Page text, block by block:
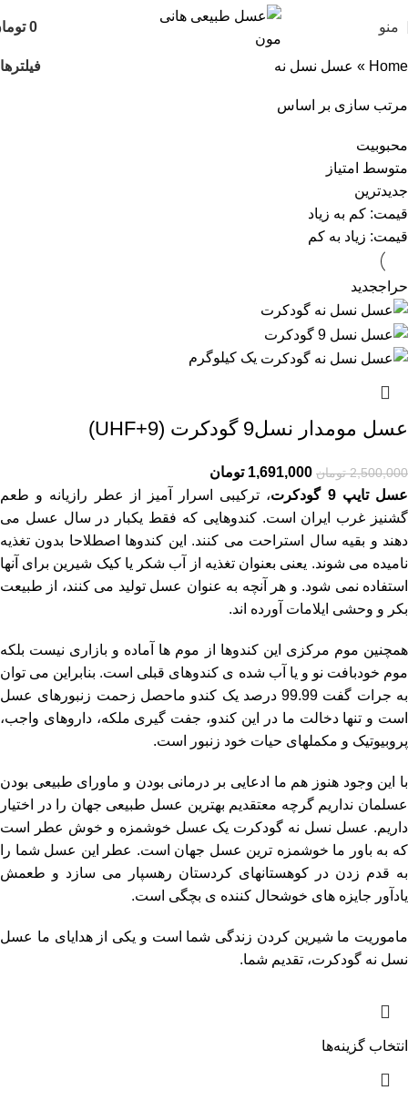
منو 0
Home
» عسل نسل نه فیلترها
مرتب سازی بر اساس
محبوبیت
متوسط امتیاز
جدیدترین
قیمت: کم به زیاد
قیمت: زیاد به کم
حراججدید
یک کیلوگرم
عسل مومدار نسل9 گودکرت (UHF+9)
2,500,000 تومان 1,691,000 تومان
عسل تایپ 9 گودکرت
، ترکیبی اسرار آمیز از عطر رازیانه و طعم
گشنیز غرب ایران است. کندوهایی که فقط یکبار در سال عسل می
دهند و بقیه سال استراحت می کنند. این کندوها اصطلاحا بدون تغذیه
نامیده می شوند. یعنی بعنوان تغذیه از آب شکر یا کیک شیرین برای آنها
استفاده نمی شود. و هر آنچه به عنوان عسل تولید می کنند، از طبیعت
بکر و وحشی ایلامات آورده اند.
همچنین موم مرکزی این کندوها از موم ها آماده و بازاری نیست بلکه
موم خودبافت نو و یا آب شده ی کندوهای قبلی است. بنابراین می توان
به جرات گفت 99.99 درصد یک کندو ماحصل زحمت زنبورهای عسل
است و تنها دخالت ما در این کندو، جفت گیری ملکه، داروهای واجب،
پروبیوتیک و مکملهای حیات خود زنبور است.
با این وجود هنوز هم ما ادعایی بر درمانی بودن و ماورای طبیعی بودن
عسلمان نداریم گرچه معتقدیم بهترین عسل طبیعی جهان را در اختیار
داریم. عسل نسل نه گودکرت یک عسل خوشمزه و خوش عطر است
که به باور ما خوشمزه ترین عسل جهان است. عطر این عسل شما را
به قدم زدن در کوهستانهای کردستان رهسپار می سازد و طعمش
یادآور جایزه های خوشحال کننده ی بچگی است.
ماموریت ما شیرین کردن زندگی شما است و یکی از هدایای ما عسل
نسل نه گودکرت، تقدیم شما.
انتخاب گزینه‌ها